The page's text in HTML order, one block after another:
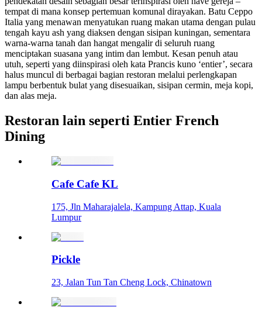
tempat di mana konsep pertemuan komunal dirayakan. Batu Ceppo
Italia yang menawan menyatukan ruang makan utama dengan pulau
tengah kayu ash yang diaksen dengan sisipan kuningan, sementara
warna-warna tanah dan hangat mengalir di seluruh ruang
menciptakan suasana yang intim dan lembut. Kesan penuh atau
utuh, seperti yang diinspirasi oleh kata Prancis kuno ‘entier’, secara
halus muncul di berbagai bagian restoran melalui perlengkapan
lampu berbentuk bulat yang disesuaikan, sisipan cermin, meja kopi,
dan alas meja.
Restoran lain seperti Entier French
Dining
Cafe Cafe KL
175, Jln Maharajalela, Kampung Attap, Kuala
Lumpur
Pickle
23, Jalan Tun Tan Cheng Lock, Chinatown